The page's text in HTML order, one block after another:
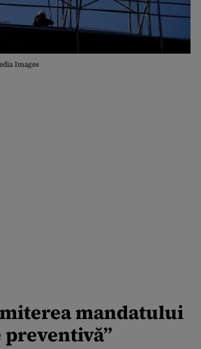
Images
mandatului
preventivă”